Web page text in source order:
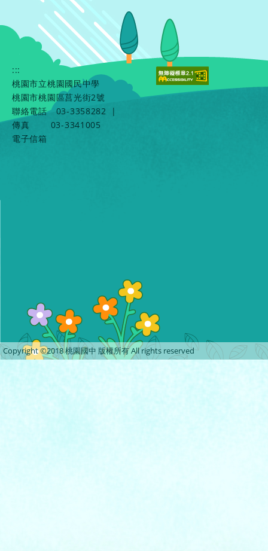
:::
桃園市立桃園國民中學
桃園市桃園區莒光街2號
聯絡電話
03-3358282
|
傳真
03-3341005
電子信箱
Copyright ©2018 桃園國中 版權所有 All rights reserved